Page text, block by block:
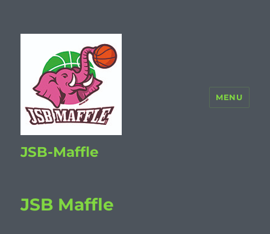
JSB-Maffle
MENU
JSB Maffle